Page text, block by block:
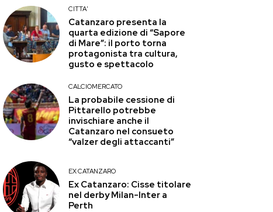
CITTA'
Catanzaro presenta la
quarta edizione di “Sapore
di Mare”: il porto torna
protagonista tra cultura,
gusto e spettacolo
CALCIOMERCATO
La probabile cessione di
Pittarello potrebbe
invischiare anche il
Catanzaro nel consueto
“valzer degli attaccanti”
EX CATANZARO
Ex Catanzaro: Cisse titolare
nel derby Milan-Inter a
Perth